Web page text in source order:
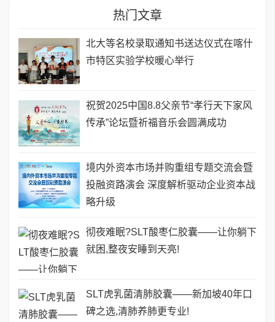
热门文章
北大等名校录取通知书送达仪式在喀什
市特区实验学校暖心举行
祝贺2025中国8.8父亲节“孝行天下家风
传承”论坛暨祈福音乐会圆满成功
境内外资本市场并购重组专题交流会暨
投融资路演会 深度解析驱动企业资本战
略升级
彻夜难眠?SLT酸枣仁胶囊——让你躺下
就困,整夜安睡到天亮!
SLT虎乳菌清肺胶囊——新加坡40年口
碑之选,清肺养肺更专业!